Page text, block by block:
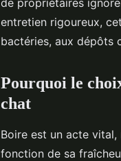
entretien rigoureux,
bactéries, aux dépôts
Pourquoi le
chat
Boire est un acte vital,
fonction de sa